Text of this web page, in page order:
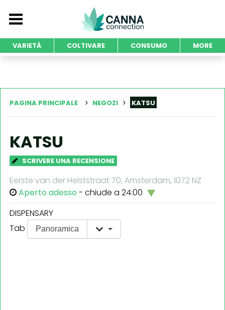
VARIETÀ COLTIVARE CONSUMO MORE
PAGINA PRINCIPALE NEGOZI KATSU
KATSU
SCRIVERE UNA RECENSIONE
Eerste van der Helststraat 70, Amsterdam, 1072 NZ
Aperto adesso - chiude a 24:00
DISPENSARY
Tab
Panoramica